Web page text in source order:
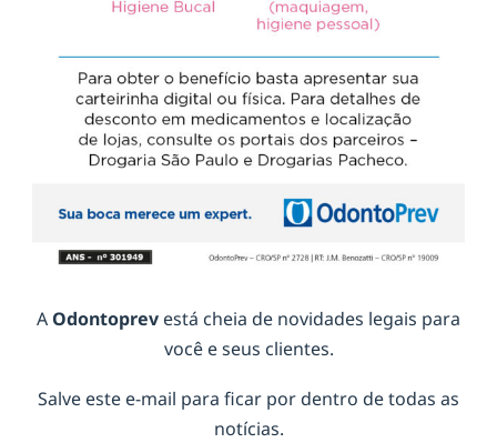
A Odontoprev está cheia de novidades legais para
você e seus clientes.
Salve este e-mail para ficar por dentro de todas as
notícias.